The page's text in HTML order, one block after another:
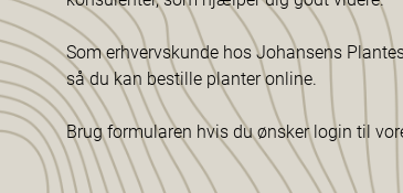
Som erhvervskunde hos Johansens
så du kan bestille planter online.
Brug formularen hvis du ønsker login til